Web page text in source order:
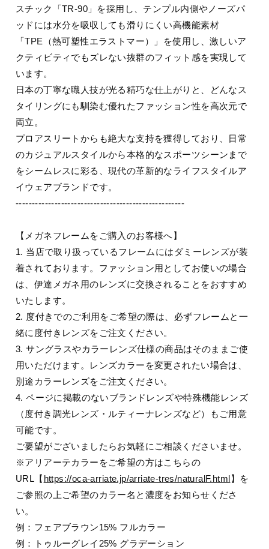
スチック「TR-90」を採用し、テンプル内側やノーズパ
ッドには水分を吸収しても滑りにくい高機能素材
「TPE（熱可塑性エラストマー）」を使用し、激しいア
クティビティでもズレない抜群のフィット感を実現して
います。
日本の丁寧な職人技が光る精巧な仕上がりと、どんなス
タイリングにも馴染む優れたファッション性を高次元で
両立。
プロアスリートからも絶大な支持を獲得しており、日常
のカジュアルスタイルから本格的なスポーツシーンまで
をシームレスに彩る、現代の革新的なライフスタイルア
イウェアブランドです。
----------------------------------------------------
【メガネフレームをご購入のお客様へ】
1. 当店で取り扱っているフレームにはダミーレンズが装
着されております。ファッション用としてお使いの場合
は、伊達メガネ用のレンズに交換されることをおすすめ
いたします。
2. 度付きでのご利用をご希望の際は、必ずフレームと一
緒に度付きレンズをご注文ください。
3. サングラスやカラーレンズ仕様の商品はそのままご使
用いただけます。レンズカラーを変更されたい場合は、
別途カラーレンズをご注文ください。
4. ページに掲載のないブランドレンズや特殊機能レンズ
（度付き調光レンズ・ルティーナレンズなど）もご用意
可能です。
ご要望がございましたらお気軽にご相談くださいませ。
※アリアーテカラーをご希望の方はこちらの
URL【 https://oca-arriate.jp/arriate-tres/naturalF.html】を
ご参照の上ご希望のカラー名と濃度をお知らせくださ
い。
例：フェアブラウン15% フルカラー
例：トゥルーグレイ25% グラデーション